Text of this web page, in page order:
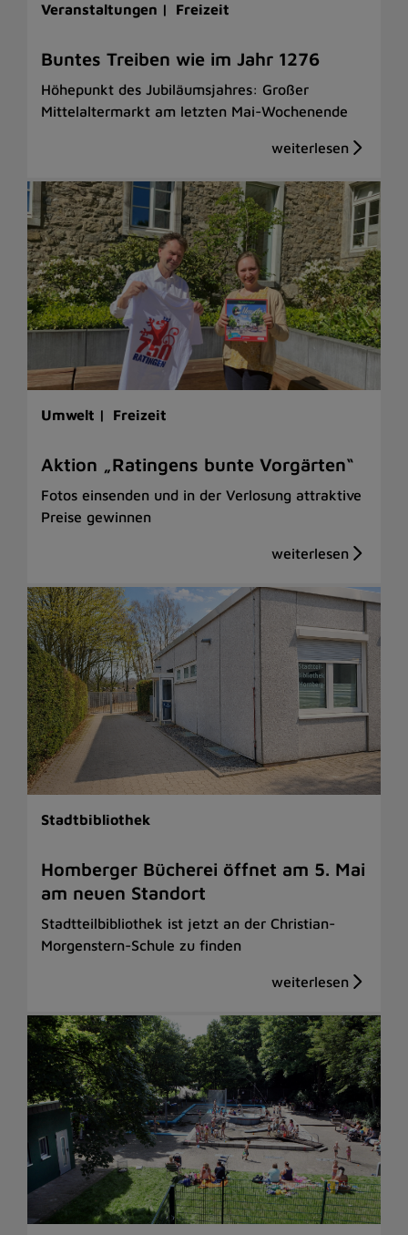
Veranstaltungen | Freizeit
Buntes Treiben wie im Jahr 1276
Höhepunkt des Jubiläumsjahres: Großer
Mittelaltermarkt am letzten Mai-Wochenende
Umwelt | Freizeit
Aktion „Ratingens bunte Vorgärten“
Fotos einsenden und in der Verlosung attraktive
Preise gewinnen
Stadtbibliothek
Homberger Bücherei öffnet am 5. Mai
am neuen Standort
Stadtteilbibliothek ist jetzt an der Christian-
Morgenstern-Schule zu finden